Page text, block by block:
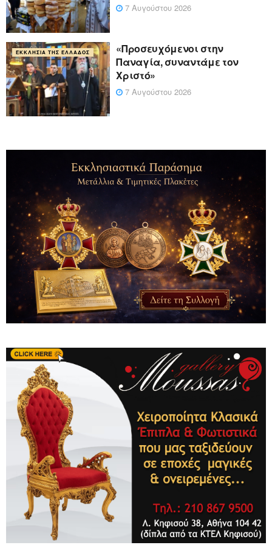
7 Αυγούστου 2026
ΕΚΚΛΗΣΊΑ ΤΗΣ ΕΛΛΆΔΟΣ
«Προσευχόμενοι στην
Παναγία, συναντάμε τον
Χριστό»
7 Αυγούστου 2026